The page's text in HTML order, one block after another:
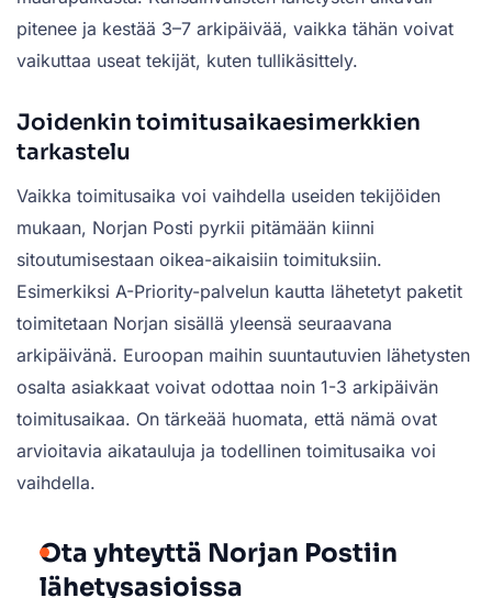
pitenee ja kestää 3–7 arkipäivää, vaikka tähän voivat
vaikuttaa useat tekijät, kuten tullikäsittely.
Joidenkin toimitusaikaesimerkkien
tarkastelu
Vaikka toimitusaika voi vaihdella useiden tekijöiden
mukaan, Norjan Posti pyrkii pitämään kiinni
sitoutumisestaan oikea-aikaisiin toimituksiin.
Esimerkiksi A-Priority-palvelun kautta lähetetyt paketit
toimitetaan Norjan sisällä yleensä seuraavana
arkipäivänä. Euroopan maihin suuntautuvien lähetysten
osalta asiakkaat voivat odottaa noin 1-3 arkipäivän
toimitusaikaa. On tärkeää huomata, että nämä ovat
arvioitavia aikatauluja ja todellinen toimitusaika voi
vaihdella.
Ota yhteyttä Norjan Postiin
lähetysasioissa